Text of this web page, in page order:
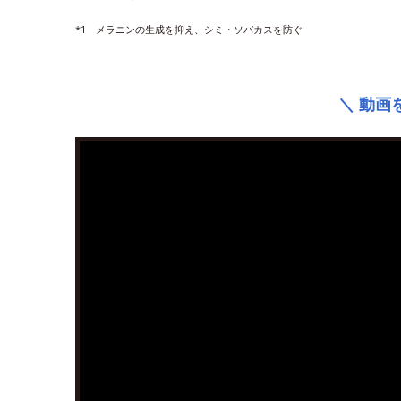
*1 メラニンの生成を抑え、シミ・ソバカスを防ぐ
＼ 動画